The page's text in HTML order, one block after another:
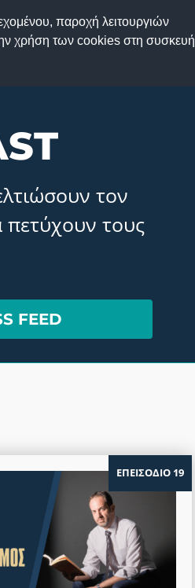
παροχή λειτουργιών
χρήση των cookies στη συσκευή
ΕΠΙΚΟΙΝΩΝΙΑ
τον
πετύχουν τους
FEED
ΕΠΕΙΣΟΔΙΟ 19